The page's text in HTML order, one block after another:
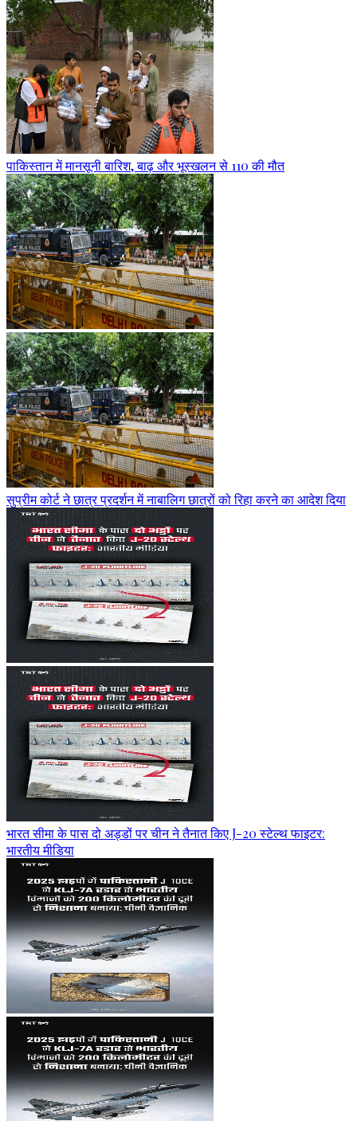
पाकिस्तान में मानसूनी बारिश, बाढ़ और भूस्खलन से 110 की मौत
सुप्रीम कोर्ट ने छात्र प्रदर्शन में नाबालिग छात्रों को रिहा करने का आदेश दिया
भारत सीमा के पास दो अड्डों पर चीन ने तैनात किए J-20 स्टेल्थ फाइटर:
भारतीय मीडिया